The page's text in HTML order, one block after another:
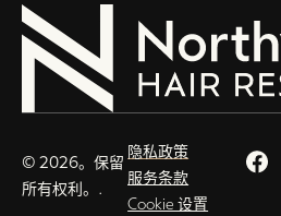
© 2026。保留
所有权利。.
隐私政策
服务条款
Cookie 设置